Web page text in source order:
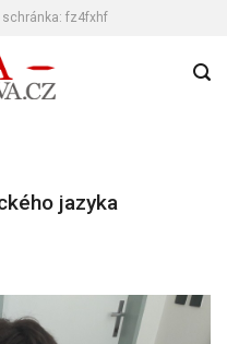
schránka: fz4fxhf
jazyka